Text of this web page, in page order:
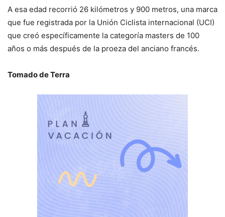
A esa edad recorrió 26 kilómetros y 900 metros, una marca
que fue registrada por la Unión Ciclista internacional (UCI)
que creó específicamente la categoría masters de 100
años o más después de la proeza del anciano francés.
Tomado de Terra